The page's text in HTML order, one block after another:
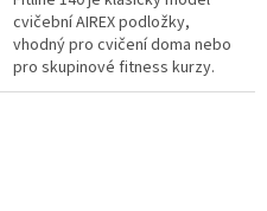
cvičební AIREX podložky,
vhodný pro cvičení doma nebo
pro skupinové fitness kurzy.
Barva zelená. Parametry cca